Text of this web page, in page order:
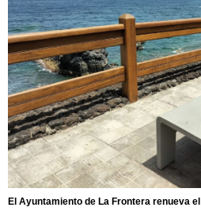
El Ayuntamiento de La Frontera renueva